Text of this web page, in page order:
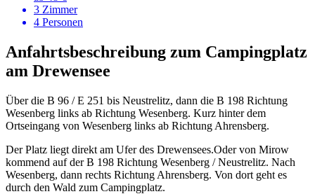
3 Zimmer
4 Personen
Anfahrtsbeschreibung zum Campingplatz
am Drewensee
Über die B 96 / E 251 bis Neustrelitz, dann die B 198 Richtung
Wesenberg links ab Richtung Wesenberg. Kurz hinter dem
Ortseingang von Wesenberg links ab Richtung Ahrensberg.
Der Platz liegt direkt am Ufer des Drewensees.Oder von Mirow
kommend auf der B 198 Richtung Wesenberg / Neustrelitz. Nach
Wesenberg, dann rechts Richtung Ahrensberg. Von dort geht es
durch den Wald zum Campingplatz.